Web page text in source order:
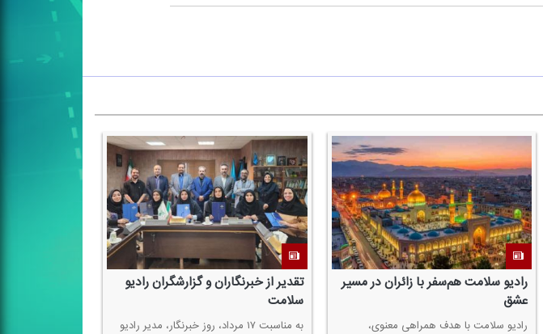
رادیو سلامت هم‌سفر با زائران در مسیر
عشق
رادیو سلامت با هدف همراهی معنوی،
تقدیر از خبرنگاران و گزارشگران رادیو
سلامت
به مناسبت ۱۷ مرداد، روز خبرنگار، مدیر رادیو